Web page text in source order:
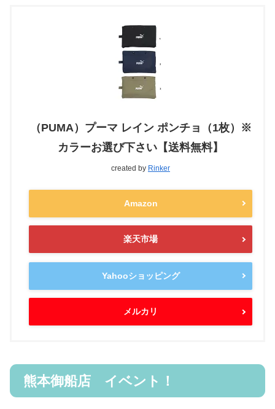
（PUMA）プーマ レイン ポンチョ（1枚）※
カラーお選び下さい【送料無料】
created by Rinker
Amazon
楽天市場
Yahooショッピング
メルカリ
熊本御船店 イベント！